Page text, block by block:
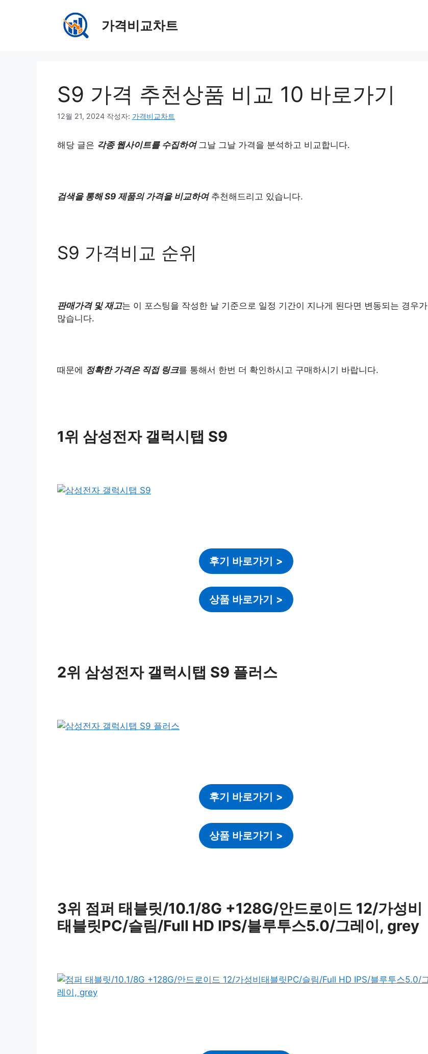
가격비교차트
S9 가격 추천상품 비교 10 바로가기
12월 21, 2024 작성자: 가격비교차트
해당 글은 각종 웹사이트를 수집하여 그날 그날 가격을 분석하고 비교합니다.
검색을 통해 S9 제품의 가격을 비교하여추천해드리고 있습니다.
S9 가격비교 순위
판매가격 및 재고는 이 포스팅을 작성한 날 기준으로 일정 기간이 지나게 된다면 변동되는 경우가
많습니다.
때문에 정확한 가격은 직접 링크를 통해서 한번 더 확인하시고 구매하시기 바랍니다.
1위 삼성전자 갤럭시탭 S9
후기 바로가기 >
상품 바로가기 >
2위 삼성전자 갤럭시탭 S9 플러스
후기 바로가기 >
상품 바로가기 >
3위 점퍼 태블릿/10.1/8G +128G/안드로이드 12/가성비
태블릿PC/슬림/Full HD IPS/블루투스5.0/그레이, grey